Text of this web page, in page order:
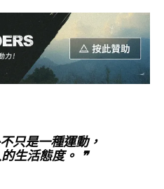
只是一種運動，
生活態度。 ❞